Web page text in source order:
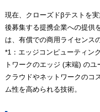
現在、クローズドβテストを
後募集する提携企業への提供
は、有償での商用ライセンス
*1：エッジコンピューティン
トワークのエッジ (末端) のユ
クラウドやネットワークのコ
ム性を高められる技術。